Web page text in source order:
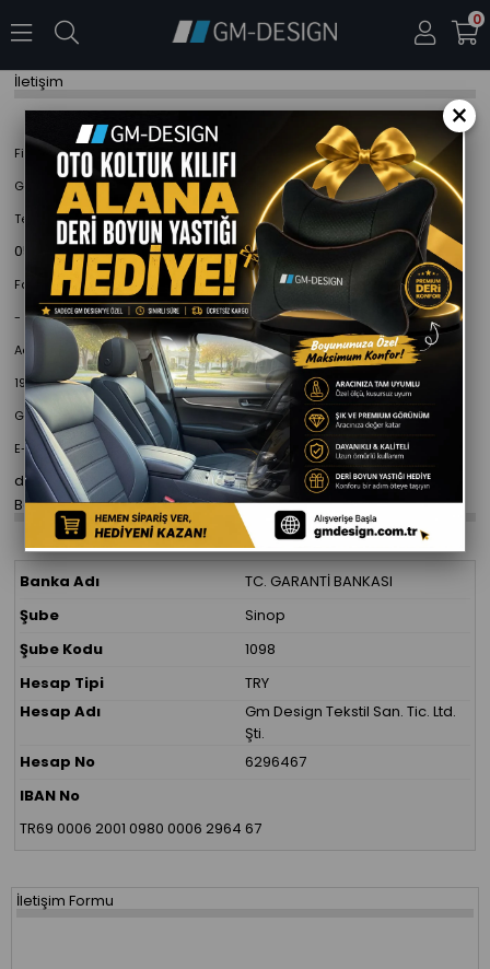
0
İletişim
Firma Adı
Gm-Design Tekstil San. Tic. Ltd.Şti.
Telefon
0553 837 88 57
Faks
-
Adres
19 MAYIS MAHALLESİ SİNOP CADDESİ NO:132/A
GERZE/SİNOP
E-posta
destek@gmdesign.com.tr
Banka Hesap Bilgilerimiz
Banka Adı
TC. GARANTİ BANKASI
Şube
Sinop
Şube Kodu
1098
Hesap Tipi
TRY
Hesap Adı
Gm Design Tekstil San. Tic. Ltd.
Şti.
Hesap No
6296467
IBAN No
TR69 0006 2001 0980 0006 2964 67
İletişim Formu
×